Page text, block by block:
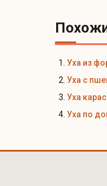
Уха из
Уха с
Уха
Уха по